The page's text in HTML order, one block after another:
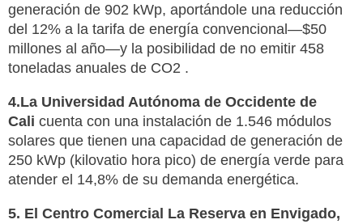
generación de 902 kWp, aportándole una reducción
del 12% a la tarifa de energía convencional—$50
millones al año—y la posibilidad de no emitir 458
toneladas anuales de CO2 .
4.La Universidad Autónoma de Occidente de
Cali cuenta con una instalación de 1.546 módulos
solares que tienen una capacidad de generación de
250 kWp (kilovatio hora pico) de energía verde para
atender el 14,8% de su demanda energética.
5. El Centro Comercial La Reserva en Envigado,